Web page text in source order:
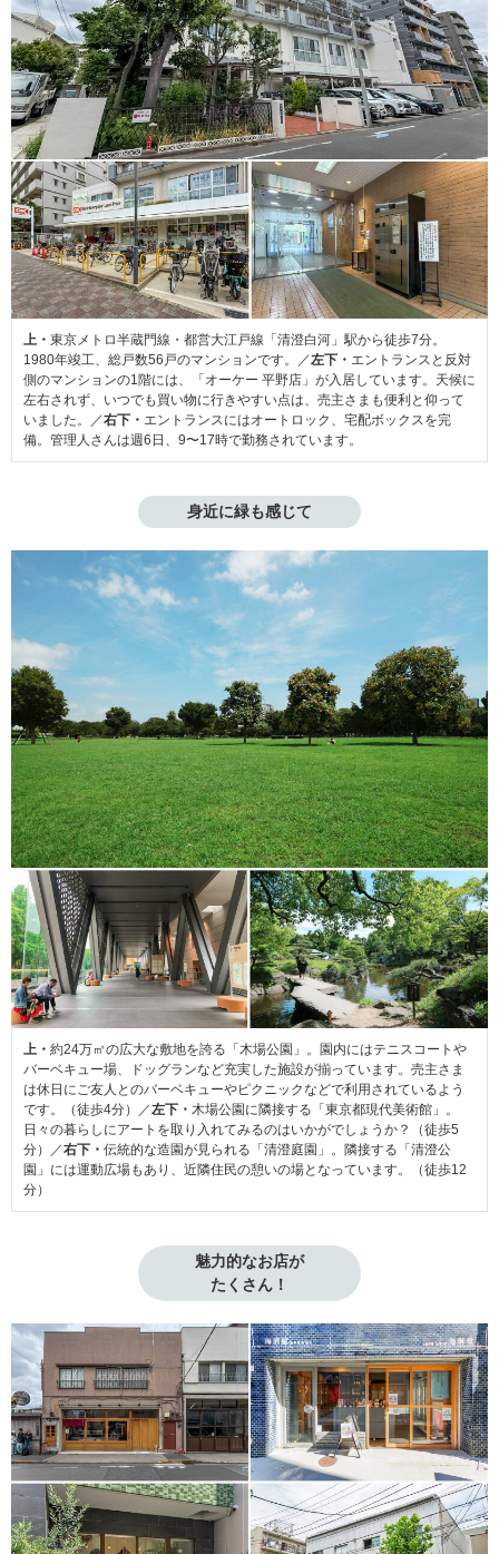
上・ 東京メトロ半蔵門線・都営大江戸線「清澄白河」駅から徒歩7分。
1980年竣工、総戸数56戸のマンションです。／左下・ エントランスと反対
側のマンションの1階には、「オーケー 平野店」が入居しています。天候に
左右されず、いつでも買い物に行きやすい点は、売主さまも便利と仰って
いました。／右下・ エントランスにはオートロック、宅配ボックスを完
備。管理人さんは週6日、9〜17時で勤務されています。
身近に緑も感じて
上・ 約24万㎡の広大な敷地を誇る「木場公園」。園内にはテニスコートや
バーベキュー場、ドッグランなど充実した施設が揃っています。売主さま
は休日にご友人とのバーベキューやピクニックなどで利用されているよう
です。（徒歩4分）／左下・ 木場公園に隣接する「東京都現代美術館」。
日々の暮らしにアートを取り入れてみるのはいかがでしょうか？（徒歩5
分）／右下・ 伝統的な造園が見られる「清澄庭園」。隣接する「清澄公
園」には運動広場もあり、近隣住民の憩いの場となっています。（徒歩12
分）
魅力的なお店が
たくさん！